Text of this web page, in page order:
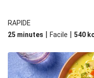
RAPIDE
25 minutes | Facile | 540